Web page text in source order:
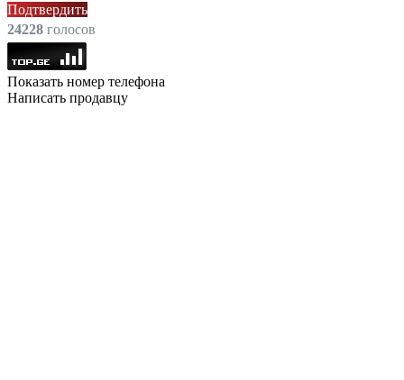
Подтвердить
24228 голоcов
Показать номер телефона
Написать продавцу